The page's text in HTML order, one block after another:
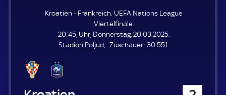
E
E
N
E
Kroatien - Frankreich. UEFA Nations League
Viertelfinale.
20:45, Uhr, Donnerstag, 20.03.2025.
Stadion Poljud
Zuschauer: Z
30.551.